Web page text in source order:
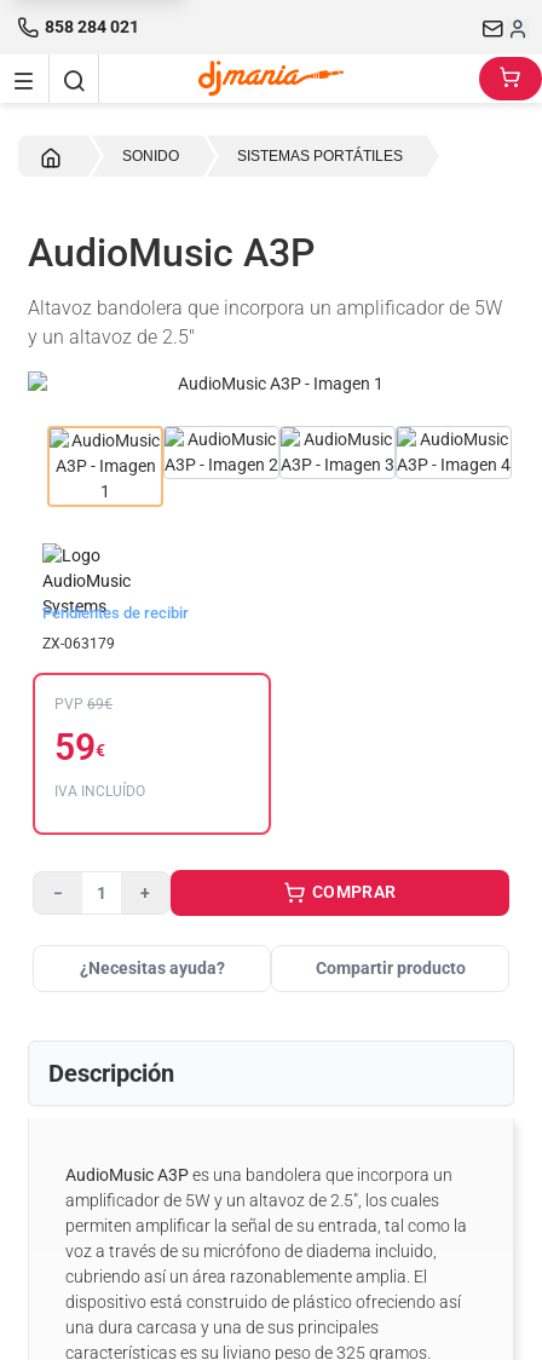
858 284 021
SONIDO SISTEMAS PORTÁTILES
AudioMusic A3P
Altavoz bandolera que incorpora un amplificador de 5W
y un altavoz de 2.5"
Pendientes de recibir
ZX-063179
PVP 69€
59€
IVA INCLUÍDO
− + COMPRAR
¿Necesitas ayuda? Compartir producto
Descripción
AudioMusic A3Pes una bandolera que incorpora un
amplificador de 5W y un altavoz de 2.5", los cuales
permiten amplificar la señal de su entrada, tal como la
voz a través de su micrófono de diadema incluido,
cubriendo así un área razonablemente amplia. El
dispositivo está construido de plástico ofreciendo así
una dura carcasa y una de sus principales
características es su liviano peso de 325 gramos.